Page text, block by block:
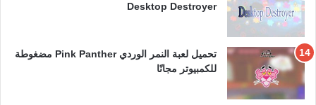
Desktop Destroyer
تحميل لعبة النمر الوردي Pink Panther مضغوطة
للكمبيوتر مجانًا